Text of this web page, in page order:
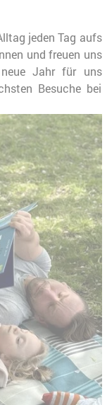
jeden Tag aufs
und freuen uns
Jahr für uns
Besuche bei